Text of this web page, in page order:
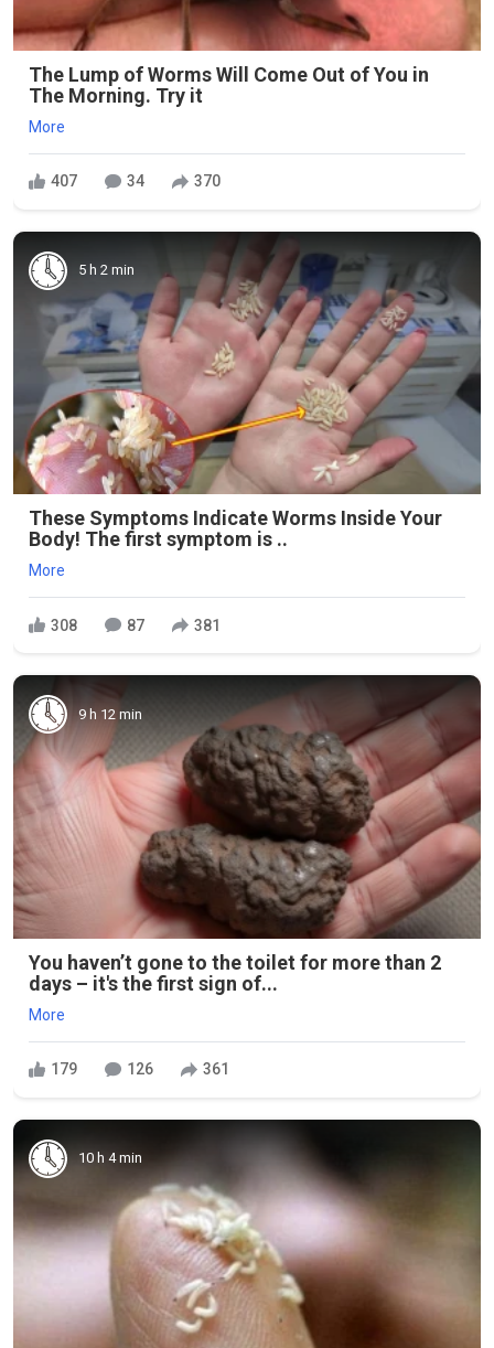
The Lump of Worms Will Come Out of You in
The Morning. Try it
More
407 34 370
5 h 2 min
These Symptoms Indicate Worms Inside Your
Body! The first symptom is ..
More
308 87 381
9 h 12 min
You haven’t gone to the toilet for more than 2
days – it's the first sign of...
More
179 126 361
10 h 4 min